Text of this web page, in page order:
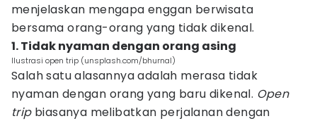
menjelaskan mengapa enggan berwisata
bersama orang-orang yang tidak dikenal.
1. Tidak nyaman dengan orang asing
Ilustrasi open trip (unsplash.com/bhurnal)
Salah satu alasannya adalah merasa tidak
nyaman dengan orang yang baru dikenal. Open
tripbiasanya melibatkan perjalanan dengan